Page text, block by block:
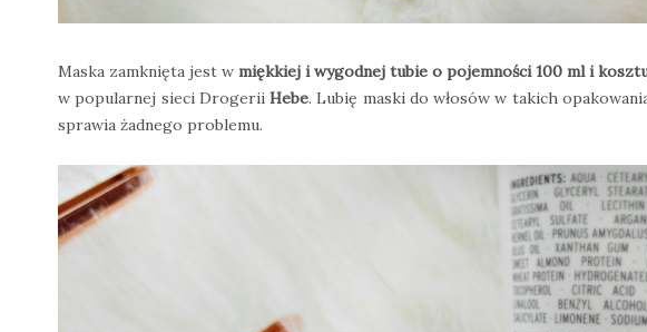
Maska zamknięta jest w miękkiej i wygodnej tubie o pojemności 100 ml i
w popularnej sieci DrogeriiHebe. Lubię maski do włosów w takich
sprawia żadnego problemu.